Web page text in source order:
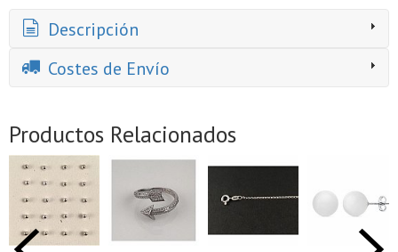
Descripción
Costes de Envío
Productos Relacionados